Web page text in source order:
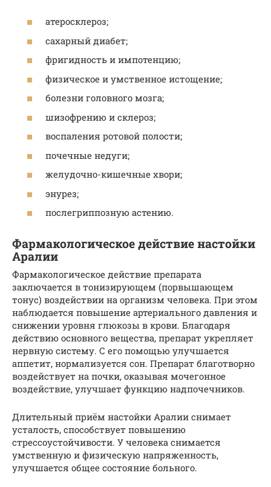
атеросклероз;
сахарный диабет;
фригидность и импотенцию;
физическое и умственное истощение;
болезни головного мозга;
шизофрению и склероз;
воспаления ротовой полости;
почечные недуги;
желудочно-кишечные хвори;
энурез;
послегриппозную астению.
Фармакологическое действие настойки
Аралии
Фармакологическое действие препарата
заключается в тонизирующем (порвышающем
тонус) воздействии на организм человека. При этом
наблюдается повышение артериального давления и
снижении уровня глюкозы в крови. Благодаря
действию основного вещества, препарат укрепляет
нервную систему. С его помощью улучшается
аппетит, нормализуется сон. Препарат благотворно
воздействует на почки, оказывая мочегонное
воздействие, улучшает функцию надпочечников.
Длительный приём настойки Аралии снимает
усталость, способствует повышению
стрессоустойчивости. У человека снимается
умственную и физическую напряженность,
улучшается общее состояние больного.